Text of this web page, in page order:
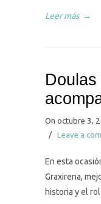
Leer más →
On octubre 3,
/ Leave a
En esta
Graxirena,
historia y el